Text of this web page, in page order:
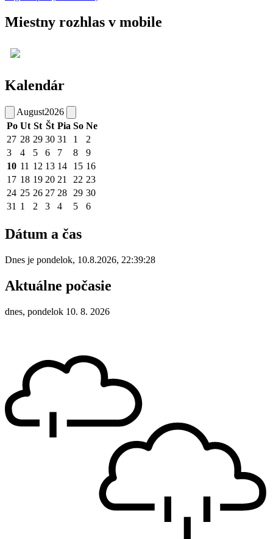
Miestny rozhlas v mobile
Kalendár
August2026
Po Ut St Št Pia So Ne
27 28 29 30 31 1
2
3
4 5 6 7 8
9
10 11 12 13 14 15 16
17 18 19 20 21 22 23
24 25 26 27 28 29 30
31 1 2 3 4 5 6
Dátum a čas
Dnes je pondelok, 10.8.2026, 22:39:28
Aktuálne počasie
dnes, pondelok 10. 8. 2026